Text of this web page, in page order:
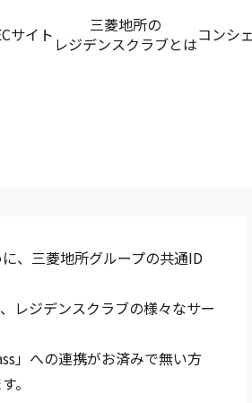
サイト
三菱地所の
レジデンスクラブとはコンシ
、三菱地所グループの共通ID
レジデンスクラブの様々なサー
」への連携がお済みで無い方
。